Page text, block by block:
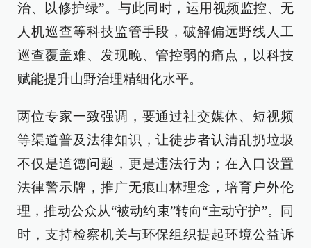
治、以修护绿”。与此同时，运用视频监控、无
人机巡查等科技监管手段，破解偏远野线人工
巡查覆盖难、发现晚、管控弱的痛点，以科技
赋能提升山野治理精细化水平。
两位专家一致强调，要通过社交媒体、短视频
等渠道普及法律知识，让徒步者认清乱扔垃圾
不仅是道德问题，更是违法行为；在入口设置
法律警示牌，推广无痕山林理念，培育户外伦
理，推动公众从“被动约束”转向“主动守护”。同
时，支持检察机关与环保组织提起环境公益诉